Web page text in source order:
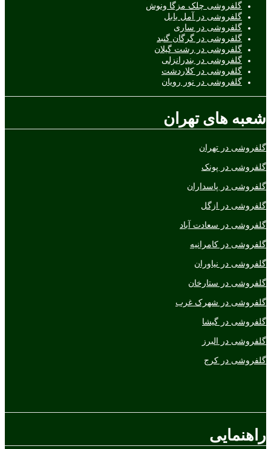
گلفروشی چلک مزگا ونوش
گلفروشی در آمل بابل
گلفروشی در ساری
گلفروشی در گرگان گنبد
گلفروشی در رشت گیلان
گلفروشی در بندرانزلی
گلفروشی در کلاردشت
گلفروشی در نور رویان
شعبه های تهران
گلفروشی در تهران
گلفروشی در پونک
گلفروشی در پاسداران
گلفروشی در ازگل
گلفروشی در سعادت آباد
گلفروشی در کامرانیه
گلفروشی در نیاوران
گلفروشی در ستارخان
گلفروشی در شهرک غرب
گلفروشی در گیشا
گلفروشی در البرز
گلفروشی در کرج
راهنمایی